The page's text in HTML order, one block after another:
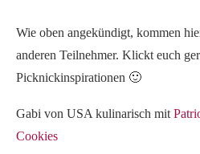
Wie oben angekündigt, kommen
anderen Teilnehmer. Klickt euch
Picknickinspirationen 🙂
Gabi von USA kulinarisch mit
Cookies